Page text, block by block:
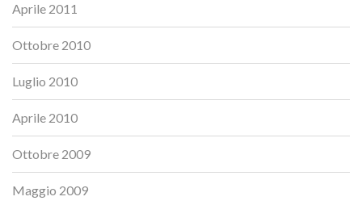
Aprile 2011
Ottobre 2010
Luglio 2010
Aprile 2010
Ottobre 2009
Maggio 2009